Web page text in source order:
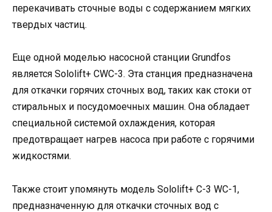
перекачивать сточные воды с содержанием мягких
твердых частиц.
Еще одной моделью насосной станции Grundfos
является Sololift+ CWC-3. Эта станция предназначена
для откачки горячих сточных вод, таких как стоки от
стиральных и посудомоечных машин. Она обладает
специальной системой охлаждения, которая
предотвращает нагрев насоса при работе с горячими
жидкостями.
Также стоит упомянуть модель Sololift+ C-3 WC-1,
предназначенную для откачки сточных вод с